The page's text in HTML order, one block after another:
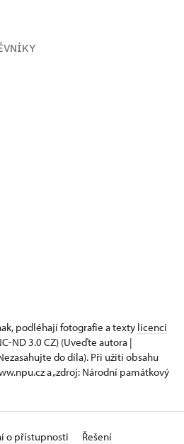
podléhají fotografie a texty licenci
ND 3.0 CZ) (Uveďte autora |
do díla). Při užití obsahu
a „zdroj: Národní památkový
o přístupnosti Řešení